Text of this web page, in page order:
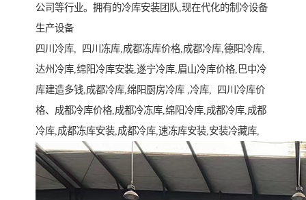
公司等行业。拥有的冷库安装团队,现在代化的制冷设备
生产设备
四川冷库, 四川冻库,成都冻库价格,成都冷库,德阳冷库,
达州冷库,绵阳冷库安装,遂宁冷库,眉山冷库价格,巴中冷
库建造多钱,成都冷库,绵阳厨房冷库 ,冷库, 四川冷库价
格、成都冷库价格,成都冷冻库,绵阳冷库,成都冷库,成都
冷库,成都冻库安装,成都冷库,速冻库安装,安装冷藏库,